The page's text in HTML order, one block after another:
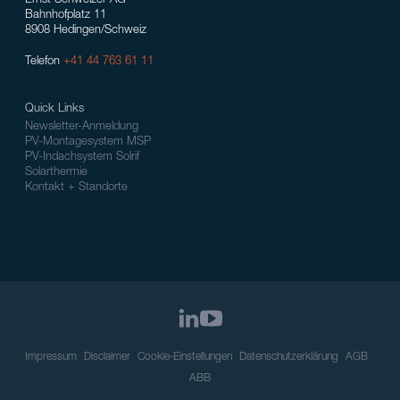
Bahnhofplatz 11
8908 Hedingen/Schweiz
Telefon +41 44 763 61 11
Quick Links
Newsletter-Anmeldung
PV-Montagesystem MSP
PV-Indachsystem Solrif
Solarthermie
Kontakt + Standorte
Impressum Disclaimer Cookie-Einstellungen Datenschutzerklärung
AGB
ABB